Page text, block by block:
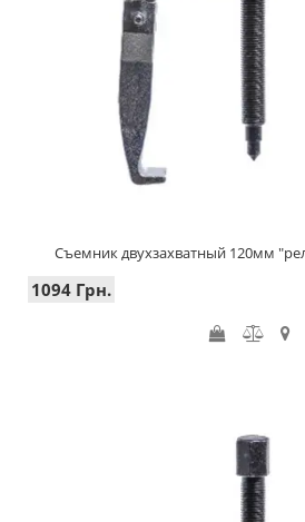
Съемник двухзахватный 120мм
1094 Грн.